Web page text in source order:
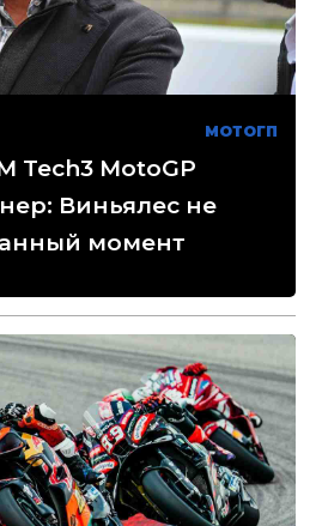
МОТОГП
Tech3 MotoGP
Виньялес не
момент